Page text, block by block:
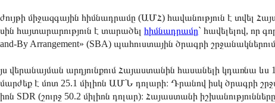
միջազգային հիմնադրամը (ԱՄՀ) հավանություն է տվել
հայտարարություն է տարածել հիմնադրամը` հավելելով, որ
By Arrangement» (SBA) պահուստային ծրագրի
վերանայման արդյունքում Հայաստանին հասանելի կդառնա ևս
է մոտ 25.1 միլիոն ԱՄՆ դոլարի։ Դրանով իսկ ծրագրի
SDR (շուրջ 50.2 միլիոն դոլար)։ Հայաստանի